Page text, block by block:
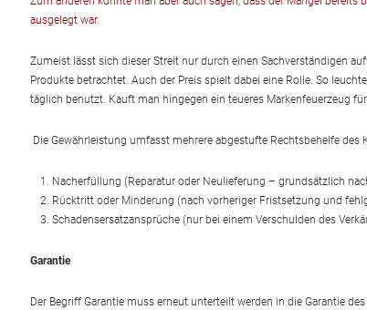
ausgelegt war.
Zumeist lässt sich dieser Streit nur durch einen Sachverständigen
Produkte betrachtet. Auch der Preis spielt dabei eine Rolle. So
täglich benutzt. Kauft man hingegen ein teueres Markenfeuerzeug
Die Gewährleistung umfasst mehrere abgestufte Rechtsbehelfe des
Nacherfüllung (Reparatur oder Neulieferung – grundsätzlich
Rücktritt oder Minderung (nach vorheriger Fristsetzung und
Schadensersatzansprüche (nur bei einem Verschulden des
Garantie
Der Begriff Garantie muss erneut unterteilt werden in die Garantie